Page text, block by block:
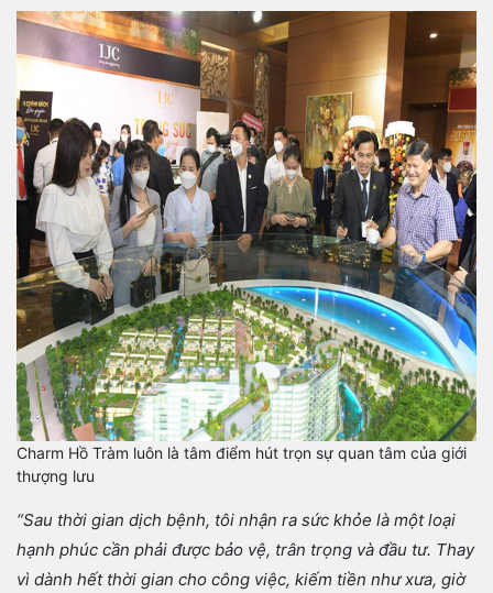
Charm Hồ Tràm luôn là tâm điểm hút trọn sự quan tâm của giới
thượng lưu
“Sau thời gian dịch bệnh, tôi nhận ra sức khỏe là một loại
hạnh phúc cần phải được bảo vệ, trân trọng và đầu tư. Thay
vì dành hết thời gian cho công việc, kiếm tiền như xưa, giờ